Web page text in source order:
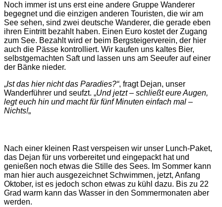
Noch immer ist uns erst eine andere Gruppe Wanderer
begegnet und die einzigen anderen Touristen, die wir am
See sehen, sind zwei deutsche Wanderer, die gerade eben
ihren Eintritt bezahlt haben. Einen Euro kostet der Zugang
zum See. Bezahlt wird er beim Bergsteigerverein, der hier
auch die Pässe kontrolliert. Wir kaufen uns kaltes Bier,
selbstgemachten Saft und lassen uns am Seeufer auf einer
der Bänke nieder.
„Ist das hier nicht das Paradies?“, fragt Dejan, unser
Wanderführer und seufzt. „Und jetzt – schließt eure Augen,
legt euch hin und macht für fünf Minuten einfach mal –
Nichts!„
Nach einer kleinen Rast verspeisen wir unser Lunch-Paket,
das Dejan für uns vorbereitet und eingepackt hat und
genießen noch etwas die Stille des Sees. Im Sommer kann
man hier auch ausgezeichnet Schwimmen, jetzt, Anfang
Oktober, ist es jedoch schon etwas zu kühl dazu. Bis zu 22
Grad warm kann das Wasser in den Sommermonaten aber
werden.